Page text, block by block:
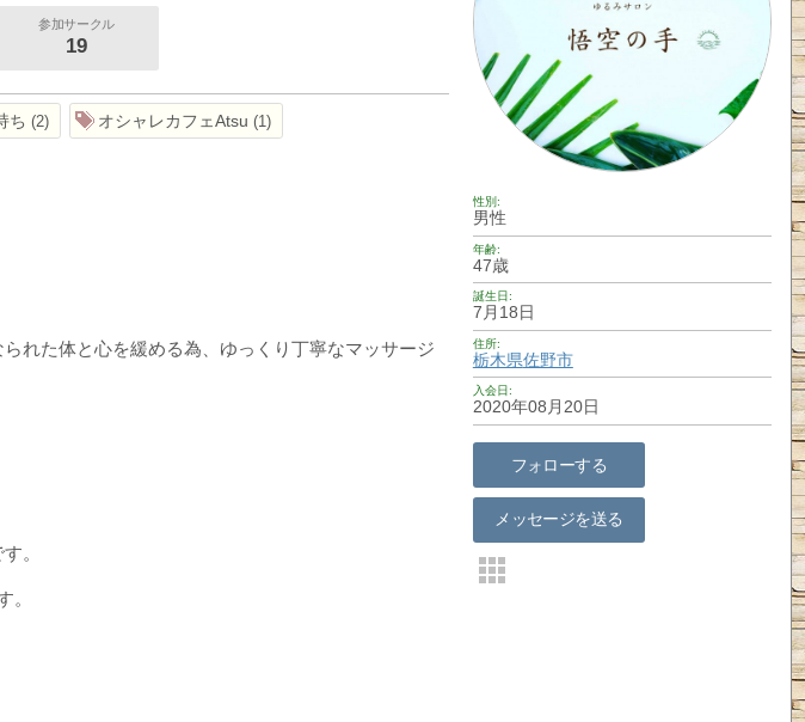
参加サークル
19
性別
男性
年齢
47歳
誕生日
7月18日
住所
栃木県佐野市
入会日
2020年08月20日
フォローする
メッセージを送る
ち 2 オシャレカフェAtsu 1
れた体と心を緩める為、ゆっくり丁寧なマッサージ
。
。